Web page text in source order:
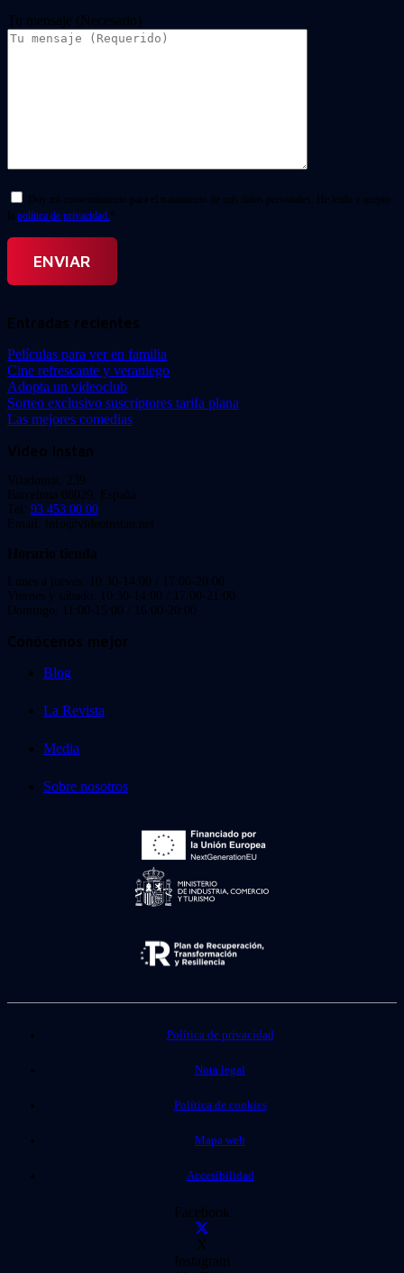
Tu mensaje (Necesario)
Doy mi consentimiento para el tratamiento de mis datos personales. He leído y acepto
la política de privacidad. *
Entradas recientes
Películas para ver en familia
Cine refrescante y veraniego
Adopta un videoclub
Sorteo exclusivo suscriptores tarifa plana
Las mejores comedias
Video Instan
Viladomat, 239
Barcelona 08029. España.
Tel: 93 453 00 00
Email: info@videoinstan.net
Horario tienda
Lunes a jueves: 10:30-14:00 / 17:00-20:00
Viernes y sábado: 10:30-14:00 / 17:00-21:00
Domingo: 11:00-15:00 / 16:00-20:00
Conócenos mejor
Blog
La Revista
Media
Sobre nosotros
Política de privacidad
Nota legal
Política de cookies
Mapa web
Accesibilidad
Facebook
X
Instagram